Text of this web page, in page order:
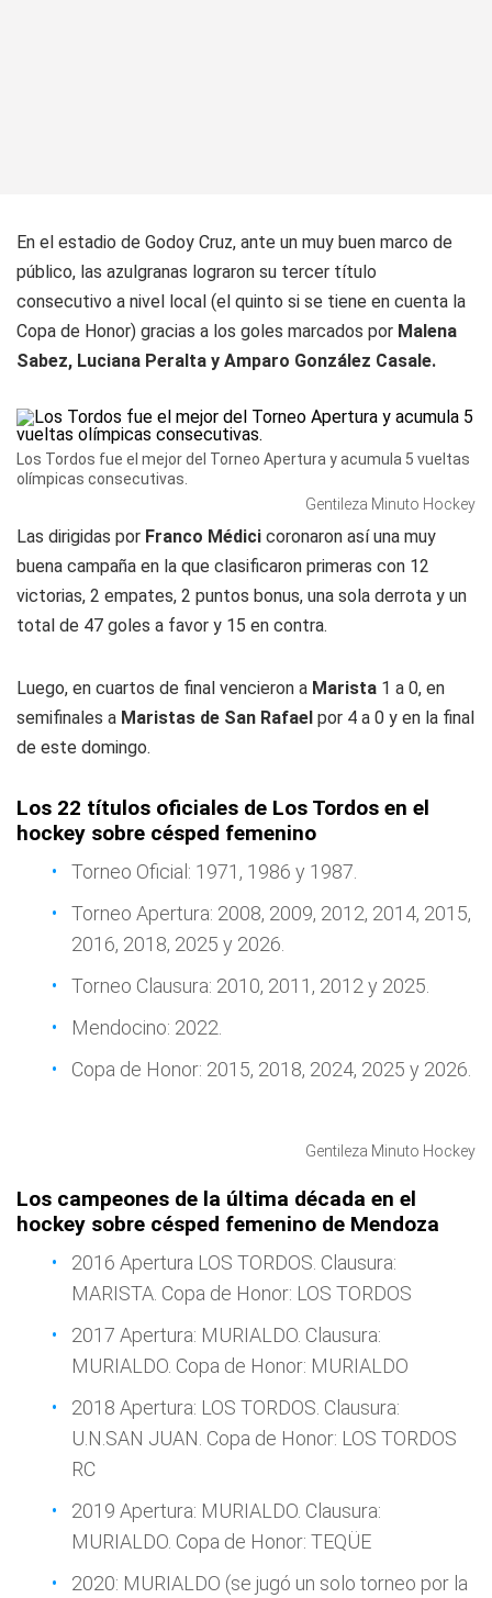
En el estadio de Godoy Cruz, ante un muy buen marco de
público, las azulgranas lograron su tercer título
consecutivo a nivel local (el quinto si se tiene en cuenta la
Copa de Honor) gracias a los goles marcados por Malena
Sabez, Luciana Peralta y Amparo González Casale.
Los Tordos fue el mejor del Torneo Apertura y acumula 5 vueltas
olímpicas consecutivas.
Gentileza Minuto Hockey
Las dirigidas por Franco Médici coronaron así una muy
buena campaña en la que clasificaron primeras con 12
victorias, 2 empates, 2 puntos bonus, una sola derrota y un
total de 47 goles a favor y 15 en contra.
Luego, en cuartos de final vencieron a Marista 1 a 0, en
semifinales a Maristas de San Rafael por 4 a 0 y en la final
de este domingo.
Los 22 títulos oficiales de Los Tordos en el
hockey sobre césped femenino
Torneo Oficial: 1971, 1986 y 1987.
Torneo Apertura: 2008, 2009, 2012, 2014, 2015,
2016, 2018, 2025 y 2026.
Torneo Clausura: 2010, 2011, 2012 y 2025.
Mendocino: 2022.
Copa de Honor: 2015, 2018, 2024, 2025 y 2026.
Gentileza Minuto Hockey
Los campeones de la última década en el
hockey sobre césped femenino de Mendoza
2016 Apertura LOS TORDOS. Clausura:
MARISTA. Copa de Honor: LOS TORDOS
2017 Apertura: MURIALDO. Clausura:
MURIALDO. Copa de Honor: MURIALDO
2018 Apertura: LOS TORDOS. Clausura:
U.N.SAN JUAN. Copa de Honor: LOS TORDOS
RC
2019 Apertura: MURIALDO. Clausura:
MURIALDO. Copa de Honor: TEQÜE
2020: MURIALDO (se jugó un solo torneo por la